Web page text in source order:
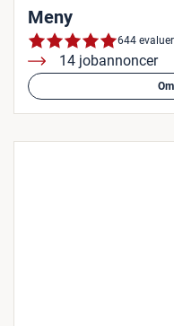
Meny
644
14 jobannoncer